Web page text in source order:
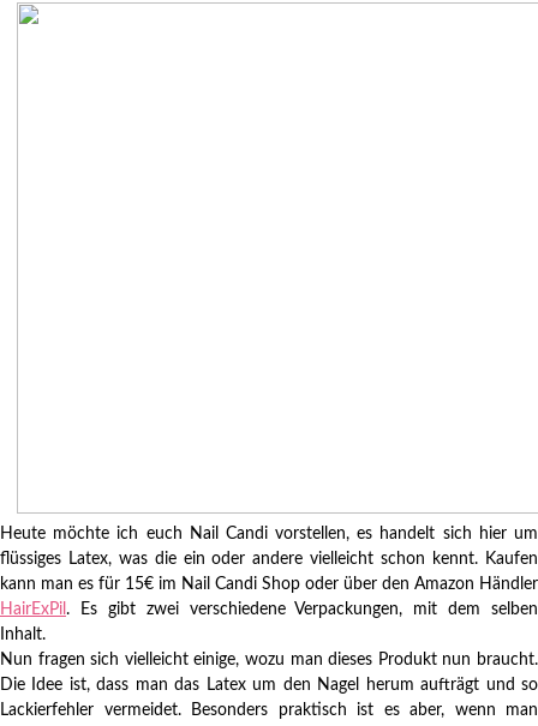
Heute möchte ich euch Nail Candi vorstellen, es handelt sich hier um
flüssiges Latex, was die ein oder andere vielleicht schon kennt. Kaufen
kann man es für 15€ im Nail Candi Shop oder über den Amazon Händler
HairExPil . Es gibt zwei verschiedene Verpackungen, mit dem selben
Inhalt.
Nun fragen sich vielleicht einige, wozu man dieses Produkt nun braucht.
Die Idee ist, dass man das Latex um den Nagel herum aufträgt und so
Lackierfehler vermeidet. Besonders praktisch ist es aber, wenn man